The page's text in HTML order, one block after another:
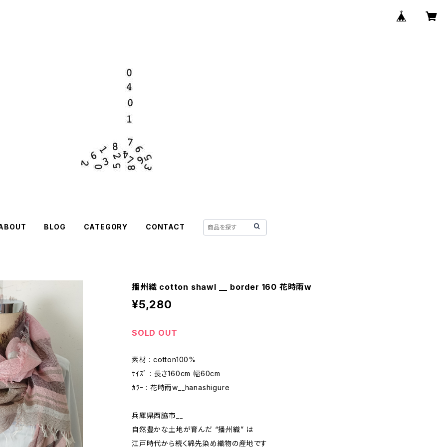
BLOG CATEGORY CONTACT
播州織 cotton shawl __ border 160 花時雨w
¥5,280
SOLD OUT
素材 : cotton100%
ｻｲｽﾞ : 長さ160cm 幅60cm
ｶﾗｰ : 花時雨w__hanashigure
兵庫県西脇市__
自然豊かな土地が育んだ “播州織” は
江戸時代から続く綿先染め織物の産地です